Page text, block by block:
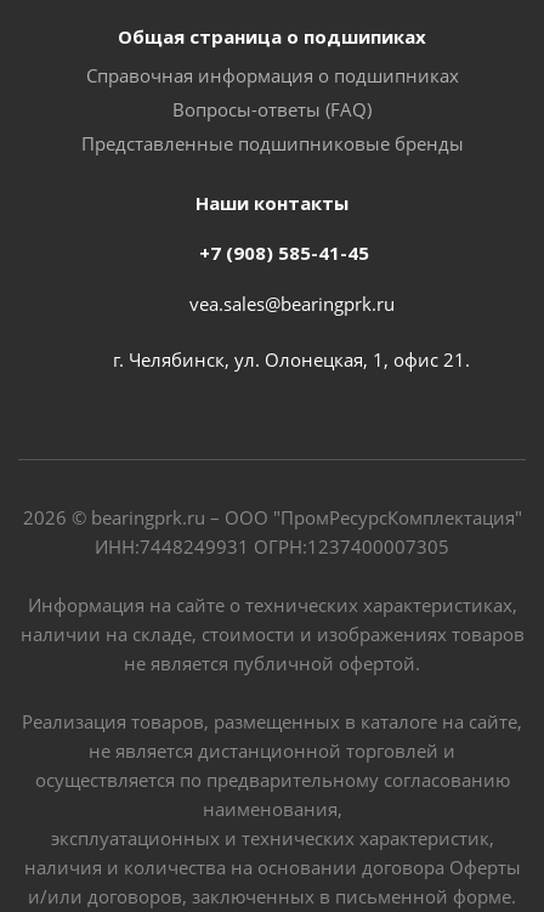
Общая страница о подшипиках
Справочная информация о подшипниках
Вопросы-ответы (FAQ)
Представленные подшипниковые бренды
Наши контакты
+7 (908) 585-41-45
vea.sales@bearingprk.ru
г. Челябинск, ул. Олонецкая, 1, офис 21.
2026 © bearingprk.ru – ООО "ПромРесурсКомплектация"
ИНН:7448249931 ОГРН:1237400007305
Информация на сайте о технических характеристиках,
наличии на складе, стоимости и изображениях товаров
не является публичной офертой.
Реализация товаров, размещенных в каталоге на сайте,
не является дистанционной торговлей и
осуществляется по предварительному согласованию
наименования,
эксплуатационных и технических характеристик,
наличия и количества на основании договора Оферты
и/или договоров, заключенных в письменной форме.